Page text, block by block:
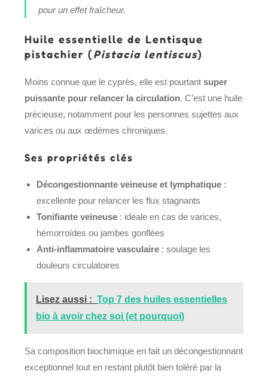
pour un effet fraîcheur.
Huile essentielle de Lentisque
pistachier (Pistacia lentiscus)
Moins connue que le cyprès, elle est pourtantsuper
puissante pour relancer la circulation. C’est une huile
précieuse, notamment pour les personnes sujettes aux
varices ou aux œdèmes chroniques.
Ses propriétés clés
Décongestionnante veineuse et lymphatique :
excellente pour relancer les flux stagnants
Tonifiante veineuse : idéale en cas de varices,
hémorroïdes ou jambes gonflées
Anti-inflammatoire vasculaire : soulage les
douleurs circulatoires
Lisez aussi : Top 7 des huiles essentielles
bio à avoir chez soi (et pourquoi)
Sa composition biochimique en fait un décongestionnant
exceptionnel tout en restant plutôt bien toléré par la